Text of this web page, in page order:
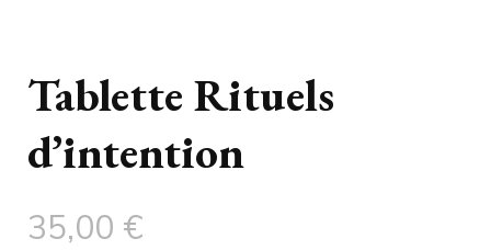
Tablette Rituels
d’intention
35,00 €